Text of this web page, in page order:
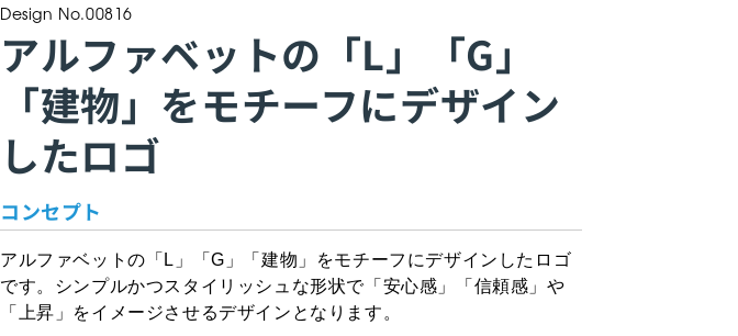
Design No.00816
アルファベットの「L」「G」
「建物」をモチーフにデザイン
したロゴ
コンセプト
アルファベットの「L」「G」「建物」をモチーフにデザインしたロゴ
です。シンプルかつスタイリッシュな形状で「安心感」「信頼感」や
「上昇」をイメージさせるデザインとなります。